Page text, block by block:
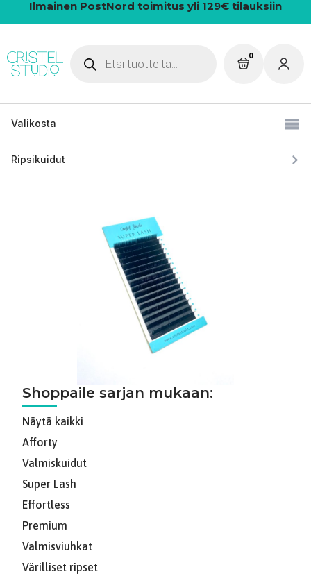
Ilmainen PostNord toimitus yli 129€ tilauksiin
search
0
Valikosta
Ripsikuidut
Shoppaile sarjan mukaan:
Näytä kaikki
Afforty
Valmiskuidut
Super Lash
Effortless
Premium
Valmisviuhkat
Värilliset ripset